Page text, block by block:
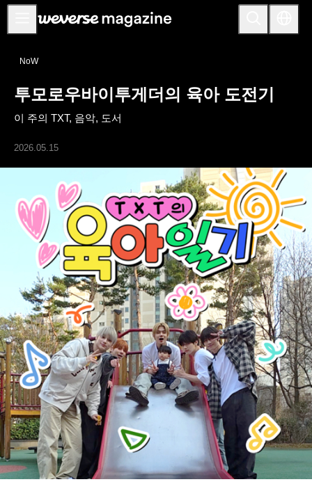
공지사항
FEATURE
INTERVIEW
REVIEW
FIRST+VIEW
THE
INDUSTRY
PLAYLIST
NoW
ALL
ARTICLES
LOGIN
NoW
투모로우바이투게더의 육아 도전기
이 주의 TXT, 음악, 도서
2026.05.15